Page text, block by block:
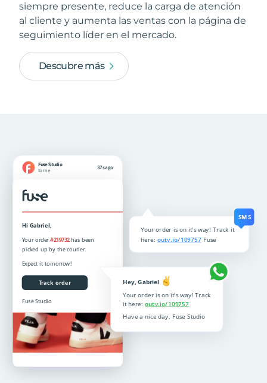
siempre presente, reduce la carga de atención
al cliente y aumenta las ventas con la página de
seguimiento líder en el mercado.
Descubre más